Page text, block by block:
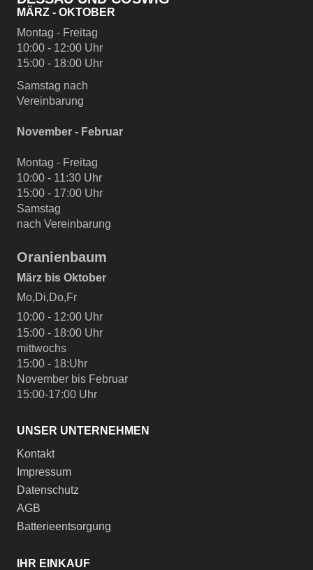
MÄRZ - OKTOBER
Montag - Freitag
10:00 - 12:00 Uhr
15:00 - 18:00 Uhr
Samstag nach
Vereinbarung
November - Februar
Montag - Freitag
10:00 - 11:30 Uhr
15:00 - 17:00 Uhr
Samstag
nach Vereinbarung
Oranienbaum
März bis Oktober
Mo,Di,Do,Fr
10:00 - 12:00 Uhr
15:00 - 18:00 Uhr
mittwochs
15:00 - 18:Uhr
November bis Februar
15:00-17:00 Uhr
UNSER UNTERNEHMEN
Kontakt
Impressum
Datenschutz
AGB
Batterieentsorgung
IHR EINKAUF